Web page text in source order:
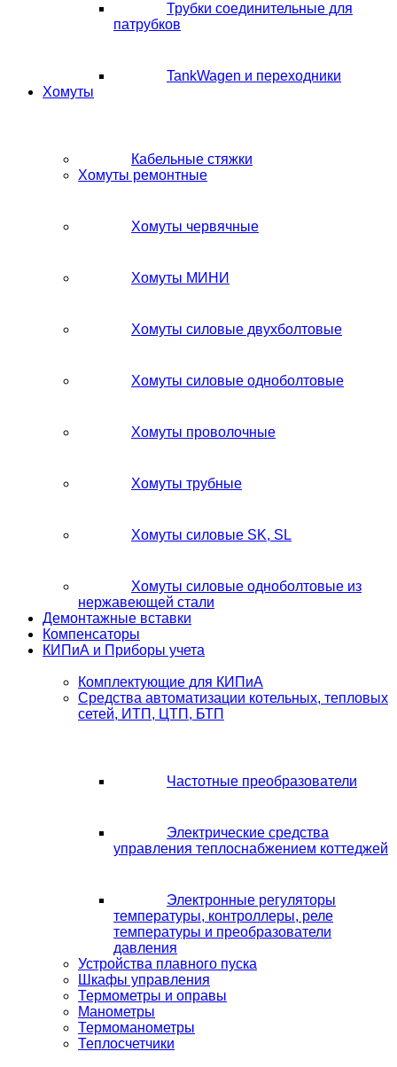
Трубки соединительные для
патрубков
TankWagen и переходники
Хомуты
Кабельные стяжки
Хомуты ремонтные
Хомуты червячные
Хомуты МИНИ
Хомуты силовые двухболтовые
Хомуты силовые одноболтовые
Хомуты проволочные
Хомуты трубные
Хомуты силовые SK, SL
Хомуты силовые одноболтовые из
нержавеющей стали
Демонтажные вставки
Компенсаторы
КИПиА и Приборы учета
Комплектующие для КИПиА
Средства автоматизации котельных, тепловых
сетей, ИТП, ЦТП, БТП
Частотные преобразователи
Электрические средства
управления теплоснабжением коттеджей
Электронные регуляторы
температуры, контроллеры, реле
температуры и преобразователи
давления
Устройства плавного пуска
Шкафы управления
Термометры и оправы
Манометры
Термоманометры
Теплосчетчики